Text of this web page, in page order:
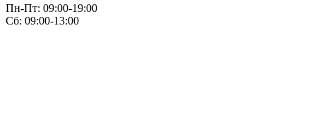
Пн-Пт: 09:00-19:00
Сб: 09:00-13:00